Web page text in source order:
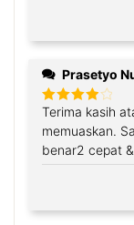
Prasetyo
Rated4
Terima kasih
memuaskan.
benar2 cepat